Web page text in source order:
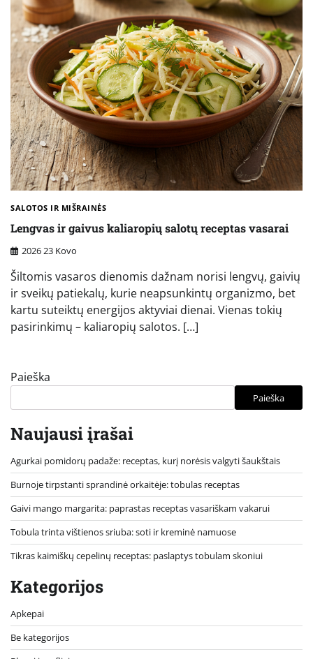
SALOTOS IR MIŠRAINĖS
Lengvas ir gaivus kaliaropių salotų receptas vasarai
2026 23 Kovo
Šiltomis vasaros dienomis dažnam norisi lengvų, gaivių
ir sveikų patiekalų, kurie neapsunkintų organizmo, bet
kartu suteiktų energijos aktyviai dienai. Vienas tokių
pasirinkimų – kaliaropių salotos. […]
Paieška
Paieška
Naujausi įrašai
Agurkai pomidorų padaže: receptas, kurį norėsis valgyti šaukštais
Burnoje tirpstanti sprandinė orkaitėje: tobulas receptas
Gaivi mango margarita: paprastas receptas vasariškam vakarui
Tobula trinta vištienos sriuba: soti ir kreminė namuose
Tikras kaimiškų cepelinų receptas: paslaptys tobulam skoniui
Kategorijos
Apkepai
Be kategorijos